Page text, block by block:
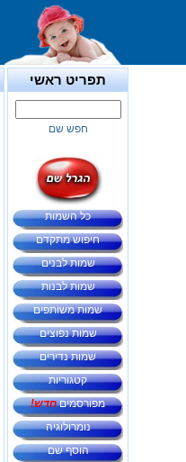
תפריט ראשי
חפש שם
כל השמות
חיפוש מתקדם
שמות לבנים
שמות לבנות
שמות משותפים
שמות נפוצים
שמות נדירים
קטגוריות
מפורסמיםחדש!
נומרולוגיה
הוסף שם